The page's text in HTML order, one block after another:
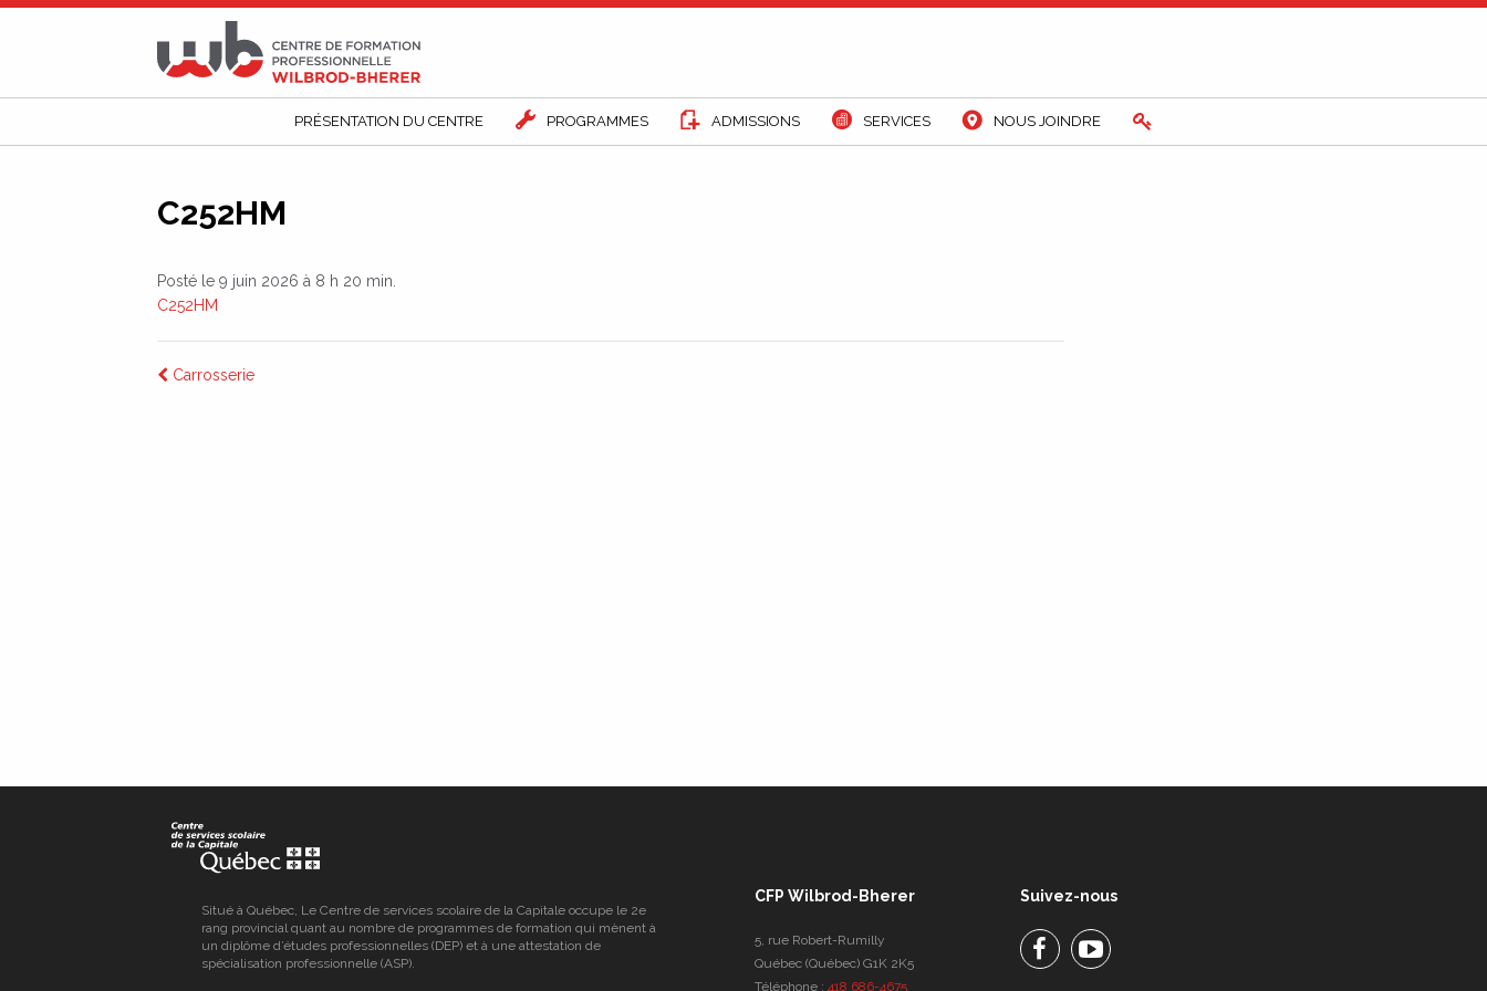
Wilbrod-
Bherer
PRÉSENTATION DU CENTRE PROGRAMMES ADMISSIONS SERVICES NOUS JOINDRE
C252HM
Posté le 9 juin 2026 à 8 h 20 min.
C252HM
Navigation
Carrosserie
Situé à Québec, Le Centre de services scolaire de la Capitale occupe le 2e
rang provincial quant au nombre de programmes de formation qui mènent à
un diplôme d’études professionnelles (DEP) et à une attestation de
spécialisation professionnelle (ASP).
CFP Wilbrod-Bherer
5, rue Robert-Rumilly
Québec (Québec) G1K 2K5
Téléphone : 418 686-4675
Suivez-nous
FacebookFacebook